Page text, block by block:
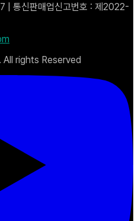
| 통신판매업신고번호 : 제2022-
All rights Reserved